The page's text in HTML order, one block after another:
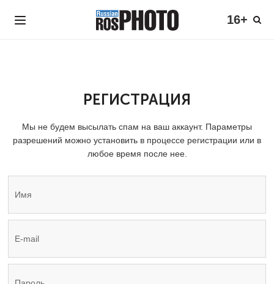
16+
РЕГИСТРАЦИЯ
Мы не будем высылать спам на ваш аккаунт. Параметры
разрешений можно установить в процессе регистрации или в
любое время после нее.